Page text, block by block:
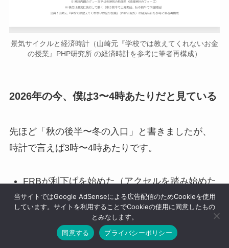
景気サイクルと経済時計（山崎元『学校では教えてくれないお金
の授業』PHP研究所 の経済時計を参考に筆者再構成）
2026年の今、僕は3〜4時あたりだと見ている
先ほど「秋の後半〜冬の入口」と書きましたが、
時計で言えば3時〜4時あたりです。
FRBが利下げを始めた（アクセルを踏み始めた
= 冬に向かう準備）
リーマン級の信用収縮（5時あたり）にはまだ
至っていない
アクセルが効けば、6時（ボトム）を浅く通過
当サイトではGoogle AdSenseによる広告配信のためCookieを使用
しています。サイトを利用することでCookieの使用に同意したもの
とみなします。
同意する
プライバシーポリシー